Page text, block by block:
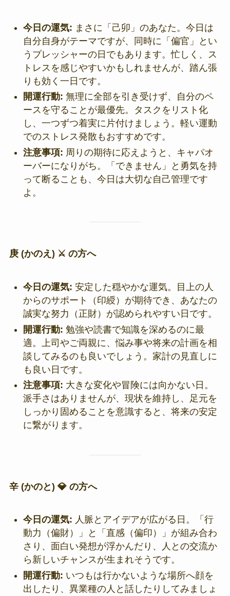
今日の運気: まさに「己卯」のあなた。今日は
自分自身がテーマですが、同時に「偏官」とい
うプレッシャーの日でもあります。忙しく、ス
トレスを感じやすいかもしれませんが、踏ん張
りも効く一日です。
開運行動: 無理に全部を引き受けず、自分のペ
ースを守ることが最優先。タスクをリスト化
し、一つずつ着実に片付けましょう。軽い運動
でのストレス発散もおすすめです。
注意事項: 周りの期待に応えようと、キャパオ
ーバーになりがち。「できません」と勇気を持
って断ることも、今日は大切な自己管理です
よ。
庚 (かのえ) ⚔️ の方へ
今日の運気: 安定した穏やかな運気。目上の人
からのサポート（印綬）が期待でき、あなたの
誠実な努力（正財）が認められやすい日です。
開運行動: 勉強や読書で知識を深めるのに最
適。上司やご両親に、悩み事や将来の計画を相
談してみるのも良いでしょう。家計の見直しに
も良い日です。
注意事項: 大きな変化や冒険には向かない日。
派手さはありませんが、現状を維持し、足元を
しっかり固めることを意識すると、将来の安定
に繋がります。
辛 (かのと) 💎 の方へ
今日の運気: 人脈とアイデアが広がる日。「行
動力（偏財）」と「直感（偏印）」が組み合わ
さり、面白い発想が浮かんだり、人との交流か
ら新しいチャンスが生まれそうです。
開運行動: いつもは行かないような場所へ顔を
出したり、異業種の人と話したりしてみましょ